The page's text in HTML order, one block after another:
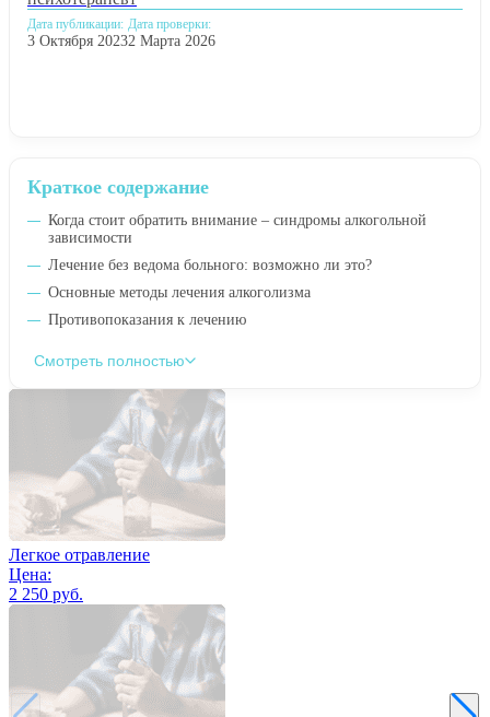
Краткое содержание
Когда стоит обратить внимание – синдромы алкогольной
зависимости
Лечение без ведома больного: возможно ли это?
Основные методы лечения алкоголизма
Противопоказания к лечению
Смотреть полностью
Дата публикации:
3 Октября 2023
Дата проверки:
2 Марта 2026
Легкое отравление
Цена:
2 250 руб.